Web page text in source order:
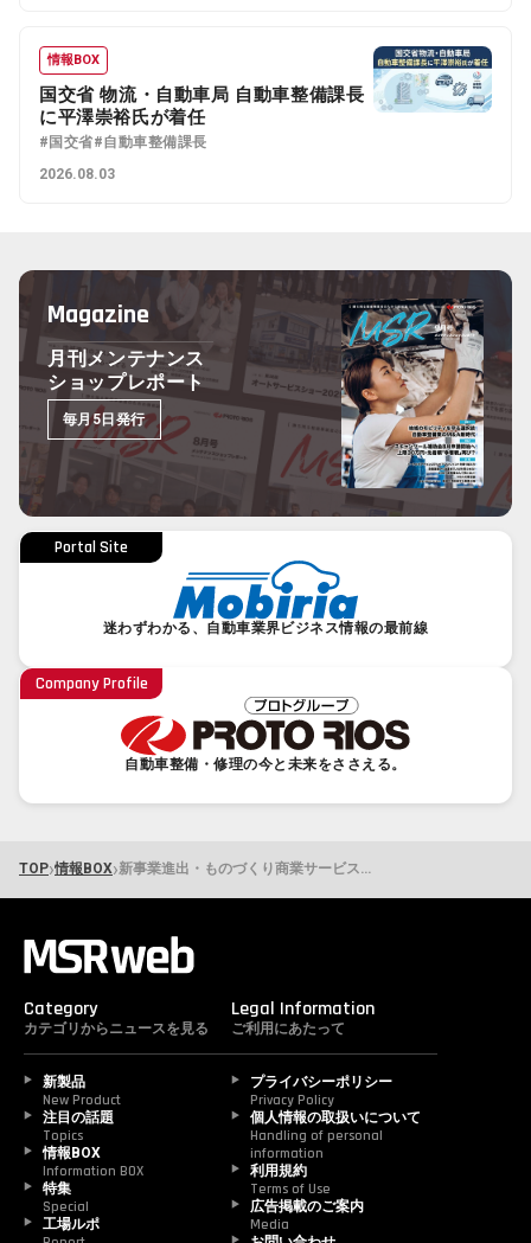
情報BOX
国交省 物流・自動車局 自動車整備課長
に平澤崇裕氏が着任
#国交省#自動車整備課長
2026.08.03
Magazine
月刊メンテナンス
ショップレポート
毎月5日発行
Portal Site
迷わずわかる、自動車業界ビジネス情報の最前線
Company Profile
自動車整備・修理の今と未来をささえる。
TOP›情報BOX› 新事業進出・ものづくり商業サービス補助金 第1回公募要領を公開 申請受付は8月31日から
Category
カテゴリからニュースを見る
新製品
New Product
注目の話題
Topics
情報BOX
Information BOX
特集
Special
工場ルポ
Legal Information
ご利用にあたって
プライバシーポリシー
Privacy Policy
個人情報の取扱いについて
Handling of personal
information
利用規約
Terms of Use
広告掲載のご案内
Media